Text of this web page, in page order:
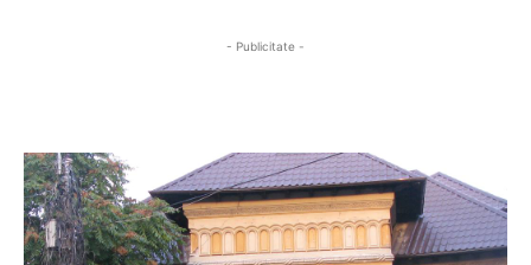
- Publicitate -